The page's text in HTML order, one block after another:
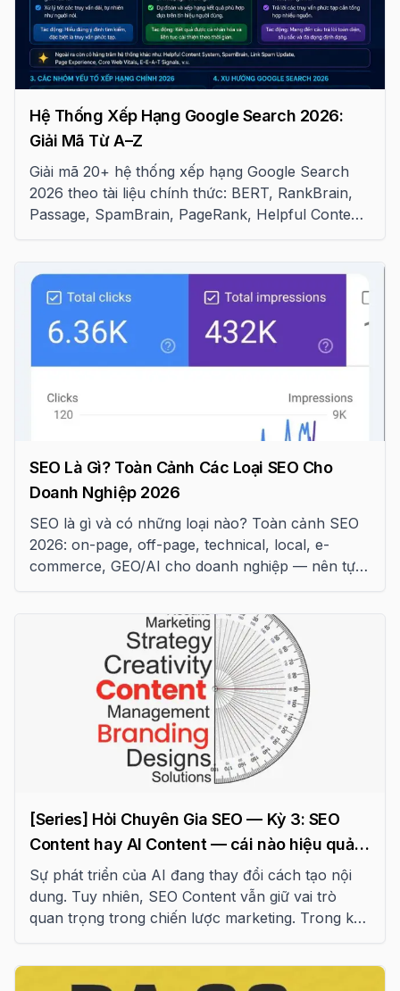
Hệ Thống Xếp Hạng Google Search 2026:
Giải Mã Từ A–Z
Giải mã 20+ hệ thống xếp hạng Google Search
2026 theo tài liệu chính thức: BERT, RankBrain,
Passage, SpamBrain, PageRank, Helpful Content
SEO Là Gì? Toàn Cảnh Các Loại SEO Cho
Doanh Nghiệp 2026
SEO là gì và có những loại nào? Toàn cảnh SEO
2026: on-page, off-page, technical, local, e-
commerce, GEO/AI cho doanh nghiệp — nên tự
[Series] Hỏi Chuyên Gia SEO — Kỳ 3: SEO
Content hay AI Content — cái nào hiệu quả
2026
Sự phát triển của AI đang thay đổi cách tạo nội
dung. Tuy nhiên, SEO Content vẫn giữ vai trò
quan trọng trong chiến lược marketing. Trong kỳ